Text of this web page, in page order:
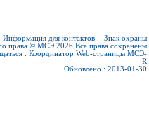
Информация для контактов - Знак охраны
права © МСЭ 2026 Все права сохранены
: Координатор Web-страницы МСЭ-
R
Обновлено : 2013-01-30